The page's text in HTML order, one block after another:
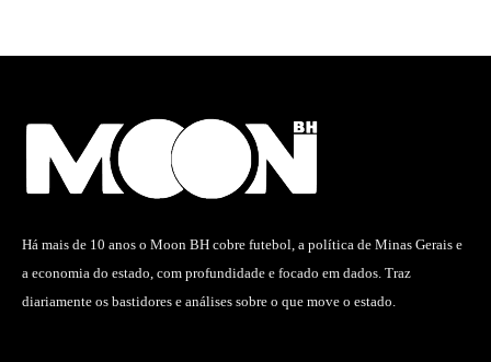
Há mais de 10 anos o Moon BH cobre futebol, a política de Minas Gerais e
a economia do estado, com profundidade e focado em dados. Traz
diariamente os bastidores e análises sobre o que move o estado.